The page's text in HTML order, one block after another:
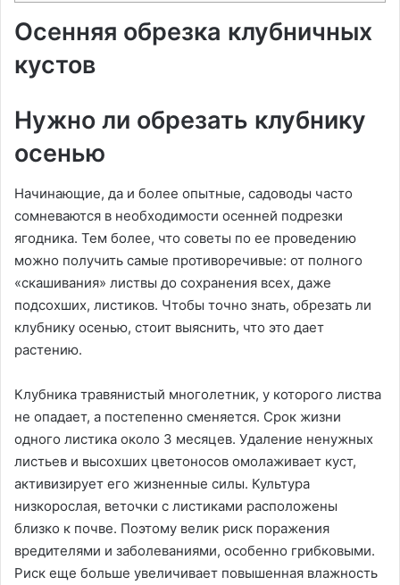
Осенняя обрезка клубничных
кустов
Нужно ли обрезать клубнику
осенью
Начинающие, да и более опытные, садоводы часто
сомневаются в необходимости осенней подрезки
ягодника. Тем более, что советы по ее проведению
можно получить самые противоречивые: от полного
«скашивания» листвы до сохранения всех, даже
подсохших, листиков. Чтобы точно знать, обрезать ли
клубнику осенью, стоит выяснить, что это дает
растению.
Клубника травянистый многолетник, у которого листва
не опадает, а постепенно сменяется. Срок жизни
одного листика около 3 месяцев. Удаление ненужных
листьев и высохших цветоносов омолаживает куст,
активизирует его жизненные силы. Культура
низкорослая, веточки с листиками расположены
близко к почве. Поэтому велик риск поражения
вредителями и заболеваниями, особенно грибковыми.
Риск еще больше увеличивает повышенная влажность